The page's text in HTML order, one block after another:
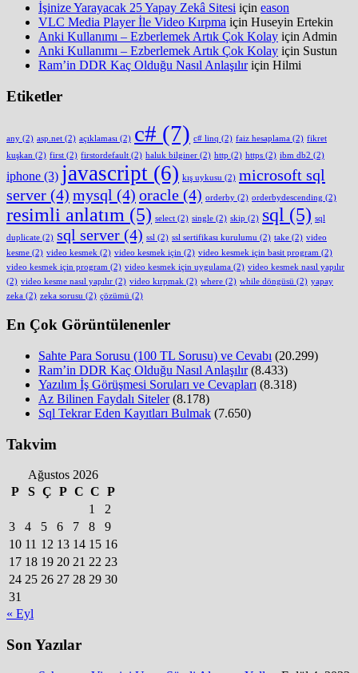
İşinize Yarayacak 25 Yapay Zekâ Sitesi için eason
VLC Media Player İle Video Kırpma için Huseyin Ertekin
Anki Kullanımı – Ezberlemek Artık Çok Kolay için Admin
Anki Kullanımı – Ezberlemek Artık Çok Kolay için Sustun
Ram’in DDR Kaç Olduğu Nasıl Anlaşılıriçin Hilmi
Etiketler
any (2) asp.net (2) açıklaması (2) c# (7) c# linq (2) faiz hesaplama (2) fikret
kuşkan (2) first (2) firstordefault (2) haluk bilginer (2) http (2) https (2) ibm db2 (2)
iphone (3) javascript (6) kış uykusu (2) microsoft sql
server (4) mysql (4) oracle (4) orderby (2) orderbydescending (2)
resimli anlatım (5) select (2) single (2) skip (2) sql (5) sql
duplicate (2) sql server (4) ssl (2) ssl sertifikası kurulumu (2) take (2) video
kesme (2) video kesmek (2) video kesmek için (2) video kesmek için basit program (2)
video kesmek için program (2) video kesmek için uygulama (2) video kesmek nasıl yapılır
(2) video kesme nasıl yapılır (2) video kırpmak (2) where (2) while döngüsü (2) yapay
zeka (2) zeka sorusu (2) çözümü (2)
En Çok Görüntülenenler
Sahte Para Sorusu (100 TL Sorusu) ve Cevabı (20.299)
Ram’in DDR Kaç Olduğu Nasıl Anlaşılır (8.433)
Yazılım İş Görüşmesi Soruları ve Cevapları (8.318)
Az Bilinen Faydalı Siteler (8.178)
Sql Tekrar Eden Kayıtları Bulmak (7.650)
Takvim
Ağustos 2026
P
S Ç P C C P
1
2
3
4 5 6 7 8
9
10 11 12 13 14 15 16
17 18 19 20 21 22 23
24 25 26 27 28 29 30
31
« Eyl
Son Yazılar